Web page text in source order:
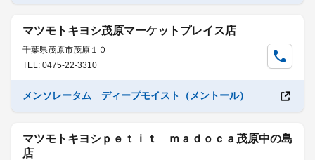
マツモトキヨシ茂原マーケットプレイス店
千葉県茂原市茂原１０
TEL: 0475-22-3310
メンソレータム ディープモイスト（メントール）
マツモトキヨシｐｅｔｉｔ ｍａｄｏｃａ茂原中の島
店